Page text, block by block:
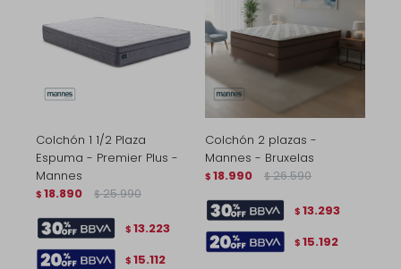
Colchón 1 1/2 Plaza
Espuma - Premier Plus -
Mannes
$ 18.890 $ 25.990
$ 13.223
$ 15.112
Colchón 2 plazas -
Mannes - Bruxelas
$ 18.990 $ 26.590
$ 13.293
$ 15.192